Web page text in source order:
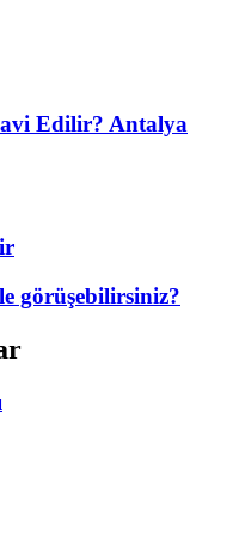
Edilir? Antalya
görüşebilirsiniz?